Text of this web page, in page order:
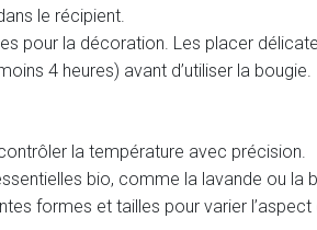
le récipient.
pour la décoration. Les placer
4 heures) avant d’utiliser la bougie.
la température avec précision.
bio, comme la lavande ou
formes et tailles pour varier